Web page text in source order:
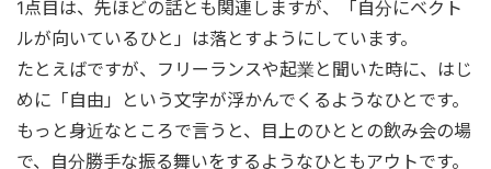
1点目は、先ほどの話とも関連しますが、「自分にベクト
ルが向いているひと」は落とすようにしています。
たとえばですが、フリーランスや起業と聞いた時に、はじ
めに「自由」という文字が浮かんでくるようなひとです。
もっと身近なところで言うと、目上のひととの飲み会の場
で、自分勝手な振る舞いをするようなひともアウトです。